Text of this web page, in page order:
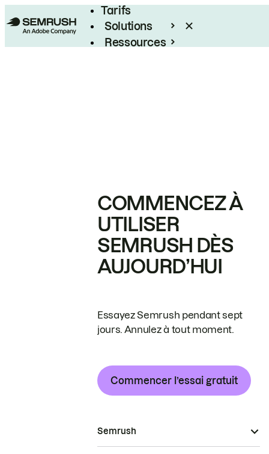
Tarifs
Solutions
Ressources
COMMENCEZ À
UTILISER
SEMRUSH DÈS
AUJOURD’HUI
Essayez Semrush pendant sept
jours. Annulez à tout moment.
Commencer l’essai gratuit
Semrush